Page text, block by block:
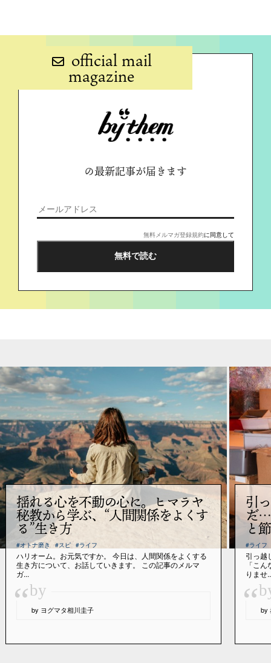
official mail
magazine
の最新記事が届きます
無料メルマガ登録規約に同意して
揺れる心を不動の心に。ヒマラヤ
秘教から学ぶ、“人間関係をよくす
る”生き方
#オトナ磨き #スピ #ライフ
ハリオーム。お元気ですか。 今日は、人間関係をよくする
生き方について、お話していきます。 この記事のメルマ
ガ...
“by
by ヨグマタ相川圭子
引
だ…
と
#ライフ
引っ越
「こ
りませ
“ by